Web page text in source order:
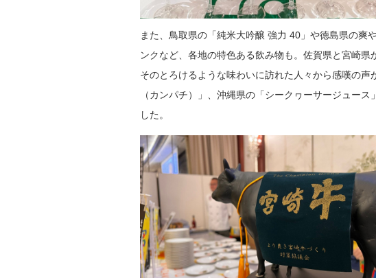
また、鳥取県の「純米大吟醸 強力 40」や徳島県の爽
ンクなど、各地の特色ある飲み物も。佐賀県と宮崎
そのとろけるような味わいに訪れた人々から感嘆の
（カンパチ）」、沖縄県の「シークヮーサージュー
した。